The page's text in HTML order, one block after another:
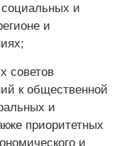
и
и
советов
к общественной
и
приоритетных
и